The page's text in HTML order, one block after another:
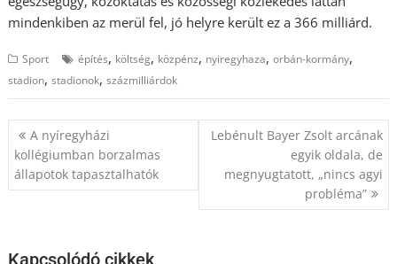
mindenkiben az merül fel, jó helyre került ez a 366 milliárd.
Sport építés, költség, közpénz, nyiregyhaza,orbán-kormány,
stadion,stadionok,százmilliárdok
Bejegyzés
navigáció
A nyíregyházi
kollégiumban borzalmas
állapotok tapasztalhatók
Lebénult Bayer Zsolt arcának
egyik oldala, de
megnyugtatott, „nincs agyi
probléma”
Kapcsolódó cikkek